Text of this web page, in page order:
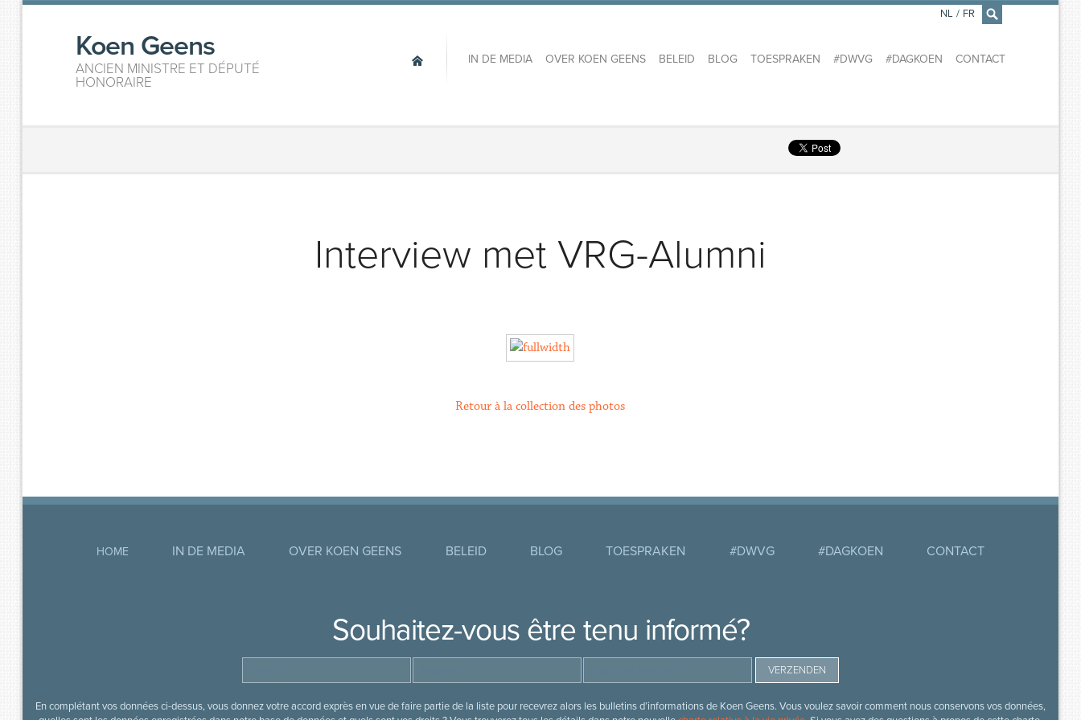
×
Koen Geens
ANCIEN MINISTRE ET DÉPUTÉ
HONORAIRE
IN DE MEDIA OVER KOEN GEENS BELEID BLOG TOESPRAKEN #DWVG #DAGKOEN CONTACT
NL / FR
Interview met VRG-Alumni
Retour à la collection des photos
HOME IN DE MEDIA OVER KOEN GEENS BELEID BLOG TOESPRAKEN #DWVG #DAGKOEN CONTACT
Souhaitez-vous être tenu informé?
En complétant vos données ci-dessus, vous donnez votre accord exprès en vue de faire partie de la liste pour recevrez alors les bulletins d’informations de Koen Geens. Vous voulez savoir comment nous conservons vos données,